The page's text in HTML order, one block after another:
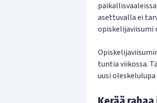
asettuvalla ei
opiskelijaviisumi
tuntia viikossa.
uusi